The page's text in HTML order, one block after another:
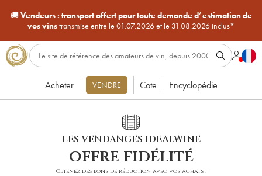
🚚Vendeurs : transport offert pour toute demande d’estimation de
vos vinstransmise entre le 01.07.2026 et le 31.08.2026 inclus*
Acheter VENDRE Cote Encyclopédie
LES VENDANGES IDEALWINE
offre fidélité
Obtenez des bons de réduction avec vos achats !